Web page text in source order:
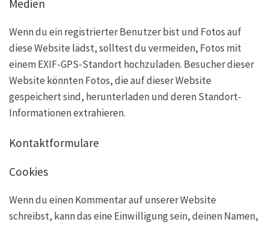
Medien
Wenn du ein registrierter Benutzer bist und Fotos auf
diese Website lädst, solltest du vermeiden, Fotos mit
einem EXIF-GPS-Standort hochzuladen. Besucher dieser
Website könnten Fotos, die auf dieser Website
gespeichert sind, herunterladen und deren Standort-
Informationen extrahieren.
Kontaktformulare
Cookies
Wenn du einen Kommentar auf unserer Website
schreibst, kann das eine Einwilligung sein, deinen Namen,